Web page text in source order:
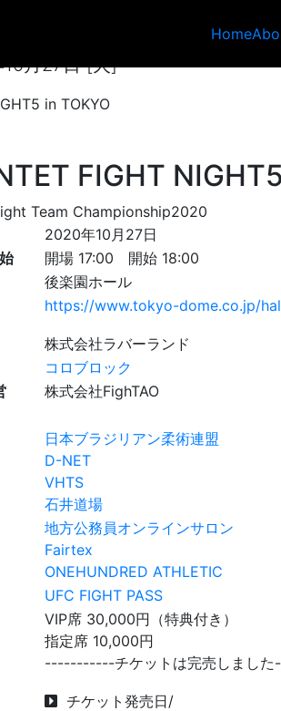
Home
月27日 [火]
in TOKYO
FIGHT
Team Championship2020
2020年10月27日
開場 17:00 開始 18:00
後楽園ホール
https://www.tokyo-dome.co.jp/
株式会社ラバーランド
コロブロック
株式会社FighTAO
日本ブラジリアン柔術連盟
D-NET
VHTS
石井道場
地方公務員オンラインサロン
Fairtex
ONEHUNDRED ATHLETIC
UFC FIGHT PASS
VIP席 30,000円（特典付き）
指定席 10,000円
-----------チケットは完売しまし
チケット発売日/